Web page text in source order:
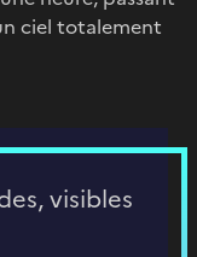
ciel totalement
visibles